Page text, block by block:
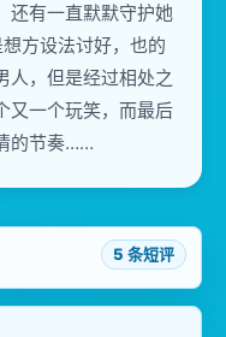
还有一直默默守护她
方设法讨好，也的
人，但是经过相处之
又一个玩笑，而最后
的节奏……
5 条短评